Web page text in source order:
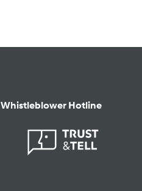
Whistleblower Hotline